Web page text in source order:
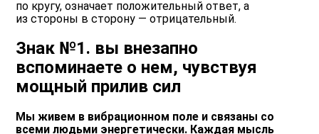
по кругу, означает положительный ответ, а
из стороны в сторону — отрицательный.
Знак №1. вы внезапно
вспоминаете о нем, чувствуя
мощный прилив сил
Мы живем в вибрационном поле и связаны со
всеми людьми энергетически. Каждая мысль